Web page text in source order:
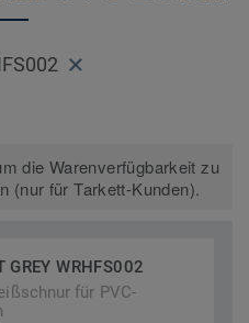
die Warenverfügbarkeit zu
(nur für Tarkett-Kunden).
GREY WRHFS002
für PVC-